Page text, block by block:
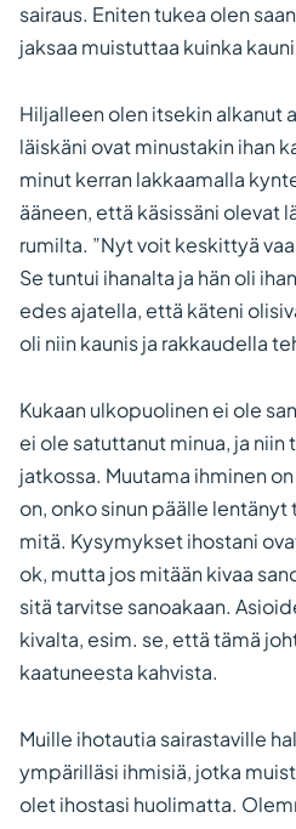
sairaus. Eniten tukea olen
jaksaa muistuttaa kuinka
Hiljalleen olen itsekin alkanut
läiskäni ovat minustakin ihan
minut kerran lakkaamalla
ääneen, että käsissäni olevat
rumilta. ”Nyt voit keskittyä
Se tuntui ihanalta ja hän oli
edes ajatella, että käteni
oli niin kaunis ja rakkaudella
Kukaan ulkopuolinen ei ole
ei ole satuttanut minua, ja niin
jatkossa. Muutama ihminen
on, onko sinun päälle lentänyt
mitä. Kysymykset ihostani
ok, mutta jos mitään kivaa
sitä tarvitse sanoakaan.
kivalta, esim. se, että tämä
kaatuneesta kahvista.
Muille ihotautia sairastaville
ympärilläsi ihmisiä, jotka
olet ihostasi huolimatta.